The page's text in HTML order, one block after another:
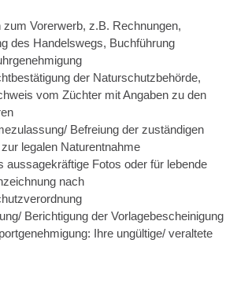
zum Vorerwerb, z.B. Rechnungen,
des Handelswegs, Buchführung
der Naturschutzbehörde,
vom Züchter mit Angaben zu den
Befreiung der zuständigen
legalen Naturentnahme
aussagekräftige Fotos oder für lebende
nach
Berichtigung der Vorlagebescheinigung
Ihre ungültige/ veraltete